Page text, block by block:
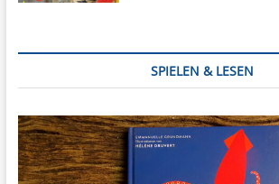
SPIELEN & LESEN